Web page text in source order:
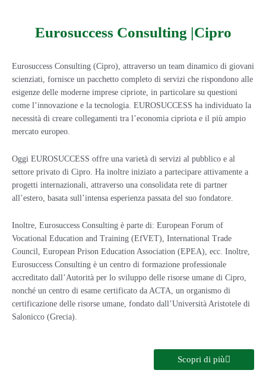
Eurosuccess Consulting |Cipro
Eurosuccess Consulting (Cipro), attraverso un team dinamico di giovani
scienziati, fornisce un pacchetto completo di servizi che rispondono alle
esigenze delle moderne imprese cipriote, in particolare su questioni
come l’innovazione e la tecnologia. EUROSUCCESS ha individuato la
necessità di creare collegamenti tra l’economia cipriota e il più ampio
mercato europeo.
Oggi EUROSUCCESS offre una varietà di servizi al pubblico e al
settore privato di Cipro. Ha inoltre iniziato a partecipare attivamente a
progetti internazionali, attraverso una consolidata rete di partner
all’estero, basata sull’intensa esperienza passata del suo fondatore.
Inoltre, Eurosuccess Consulting è parte di: European Forum of
Vocational Education and Training (EfVET), International Trade
Council, European Prison Education Association (EPEA), ecc. Inoltre,
Eurosuccess Consulting è un centro di formazione professionale
accreditato dall’Autorità per lo sviluppo delle risorse umane di Cipro,
nonché un centro di esame certificato da ACTA, un organismo di
certificazione delle risorse umane, fondato dall’Università Aristotele di
Salonicco (Grecia).
Scopri di più